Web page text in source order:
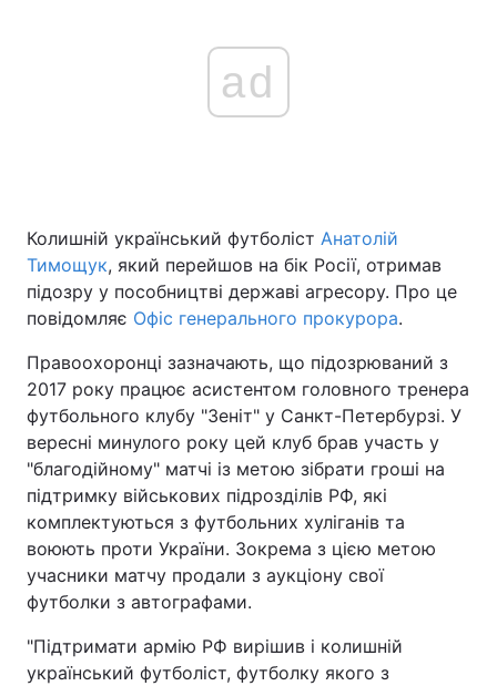
ad
Колишній український футболіст Анатолій
Тимощук, який перейшов на бік Росії, отримав
підозру у пособництві державі агресору. Про це
повідомляє Офіс генерального прокурора.
Правоохоронці зазначають, що підозрюваний з
2017 року працює асистентом головного тренера
футбольного клубу "Зеніт" у Санкт-Петербурзі. У
вересні минулого року цей клуб брав участь у
"благодійному" матчі із метою зібрати гроші на
підтримку військових підрозділів РФ, які
комплектуються з футбольних хуліганів та
воюють проти України. Зокрема з цією метою
учасники матчу продали з аукціону свої
футболки з автографами.
"Підтримати армію РФ вирішив і колишній
український футболіст, футболку якого з